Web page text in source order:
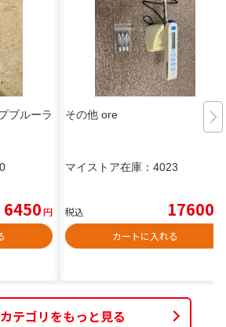
ブルーラ
6450円
その他 ore
マイストア在庫： 4023
税込 17600
カートに入れる
テゴリをもっと見る